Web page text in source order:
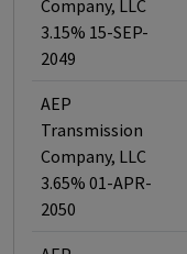
Company, LLC
3.15% 15-SEP-
2049
AEP
Transmission
Company, LLC
3.65% 01-APR-
2050